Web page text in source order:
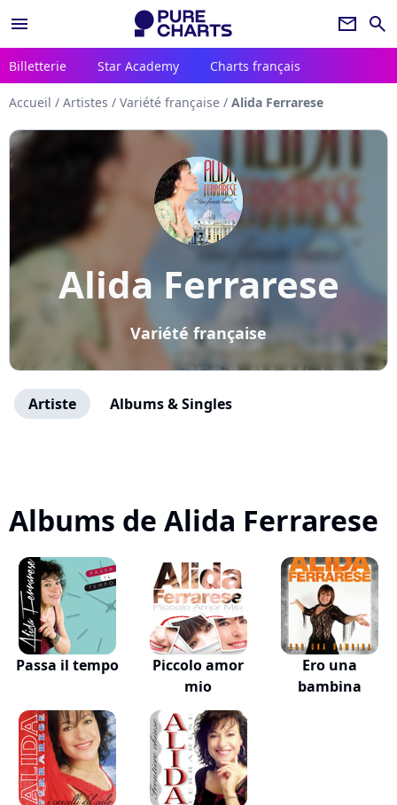
menu newsletter search
Billetterie Star Academy Charts français
Accueil / Artistes / Variété française / Alida Ferrarese
Alida Ferrarese
Variété française
Artiste Albums & Singles
Albums de Alida Ferrarese
Passa il tempo
Piccolo amor
mio
Ero una
bambina